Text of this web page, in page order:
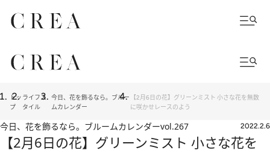
トッ
プ
ライフス
タイル
今日、花を飾るなら。ブルー
ムカレンダー
【2月6日の花】グリーンミスト 小さな花を無数
に咲かせレースのよう
今日、花を飾るなら。ブルームカレンダーvol.267 2022.2.6
【2月6日の花】グリーンミスト 小さな花を